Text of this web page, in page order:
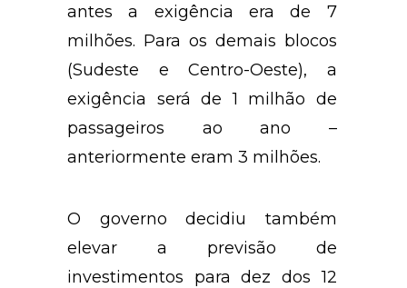
antes a exigência era de 7
milhões. Para os demais blocos
(Sudeste e Centro-Oeste), a
exigência será de 1 milhão de
passageiros ao ano –
anteriormente eram 3 milhões.
O governo decidiu também
elevar a previsão de
investimentos para dez dos 12